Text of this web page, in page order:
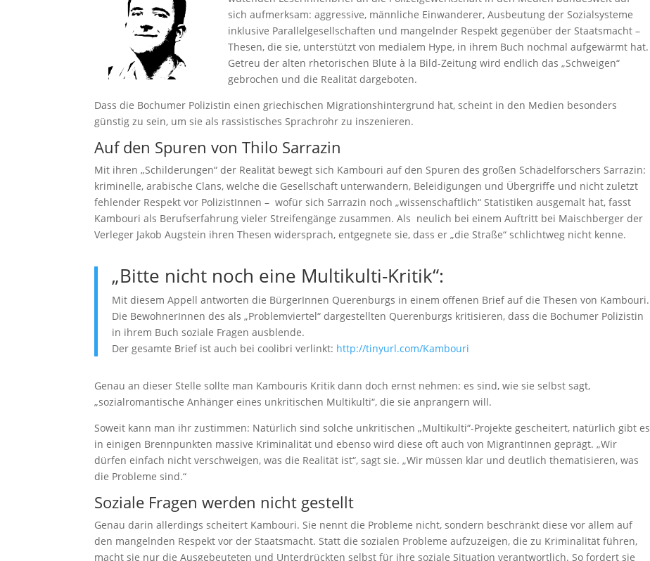
sich aufmerksam: aggressive, männliche Einwanderer, Ausbeutung der Sozialsysteme
inklusive Parallelgesellschaften und mangelnder Respekt gegenüber der Staatsmacht –
Thesen, die sie, unterstützt von medialem Hype, in ihrem Buch nochmal aufgewärmt hat.
Getreu der alten rhetorischen Blüte à la Bild-Zeitung wird endlich das „Schweigen“
gebrochen und die Realität dargeboten.
Dass die Bochumer Polizistin einen griechischen Migrationshintergrund hat, scheint in den Medien besonders
günstig zu sein, um sie als rassistisches Sprachrohr zu inszenieren.
Auf den Spuren von Thilo Sarrazin
Mit ihren „Schilderungen“ der Realität bewegt sich Kambouri auf den Spuren des großen Schädelforschers Sarrazin:
kriminelle, arabische Clans, welche die Gesellschaft unterwandern, Beleidigungen und Übergriffe und nicht zuletzt
fehlender Respekt vor PolizistInnen – wofür sich Sarrazin noch „wissenschaftlich“ Statistiken ausgemalt hat, fasst
Kambouri als Berufserfahrung vieler Streifengänge zusammen. Als neulich bei einem Auftritt bei Maischberger der
Verleger Jakob Augstein ihren Thesen widersprach, entgegnete sie, dass er „die Straße“ schlichtweg nicht kenne.
„Bitte nicht noch eine Multikulti-Kritik“:
Mit diesem Appell antworten die BürgerInnen Querenburgs in einem offenen Brief auf die Thesen von Kambouri.
Die BewohnerInnen des als „Problemviertel“ dargestellten Querenburgs kritisieren, dass die Bochumer Polizistin
in ihrem Buch soziale Fragen ausblende.
Der gesamte Brief ist auch bei coolibri verlinkt: http://tinyurl.com/Kambouri
Genau an dieser Stelle sollte man Kambouris Kritik dann doch ernst nehmen: es sind, wie sie selbst sagt,
„sozialromantische Anhänger eines unkritischen Multikulti“, die sie anprangern will.
Soweit kann man ihr zustimmen: Natürlich sind solche unkritischen „Multikulti“-Projekte gescheitert, natürlich gibt es
in einigen Brennpunkten massive Kriminalität und ebenso wird diese oft auch von MigrantInnen geprägt. „Wir
dürfen einfach nicht verschweigen, was die Realität ist“, sagt sie. „Wir müssen klar und deutlich thematisieren, was
die Probleme sind.“
Soziale Fragen werden nicht gestellt
Genau darin allerdings scheitert Kambouri. Sie nennt die Probleme nicht, sondern beschränkt diese vor allem auf
den mangelnden Respekt vor der Staatsmacht. Statt die sozialen Probleme aufzuzeigen, die zu Kriminalität führen,
macht sie nur die Ausgebeuteten und Unterdrückten selbst für ihre soziale Situation verantwortlich. So fordert sie